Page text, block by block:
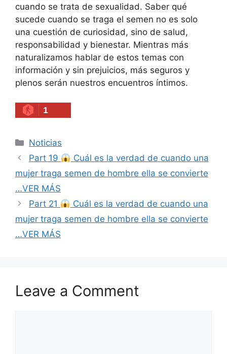
cuando se trata de sexualidad. Saber qué
sucede cuando se traga el semen no es solo
una cuestión de curiosidad, sino de salud,
responsabilidad y bienestar. Mientras más
naturalizamos hablar de estos temas con
información y sin prejuicios, más seguros y
plenos serán nuestros encuentros íntimos.
1
Categories
Noticias
Part 19
Cuál es la verdad de cuando una
mujer traga semen de hombre ella se convierte
…VER MÁS
Part 21
Cuál es la verdad de cuando una
mujer traga semen de hombre ella se convierte
…VER MÁS
Leave a Comment